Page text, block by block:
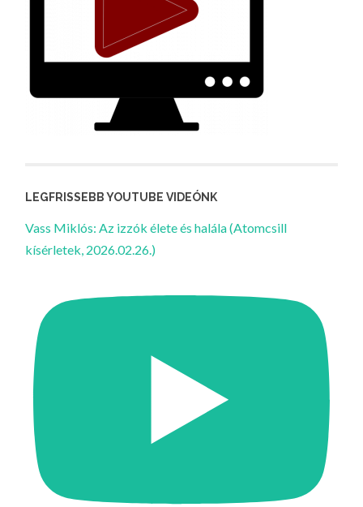
LEGFRISSEBB YOUTUBE VIDEÓNK
Vass Miklós: Az izzók élete és halála (Atomcsill
kísérletek, 2026.02.26.)